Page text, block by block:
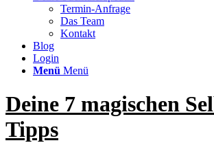
Termin-Anfrage
Das Team
Kontakt
Blog
Login
Menü Menü
Deine 7 magischen
Tipps